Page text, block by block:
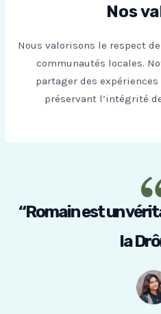
Nos
Nous valorisons le respect
communautés locales.
partager des
préservant l’intégrité
“Romain est un
la